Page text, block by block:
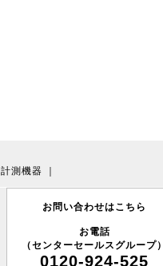
計測機器
お問い合わせはこちら
お電話
（センターセールスグループ）
0120-924-525